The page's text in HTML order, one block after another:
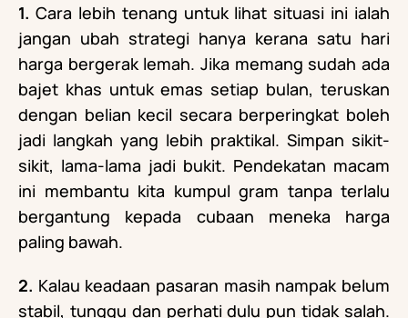
1. Cara lebih tenang untuk lihat situasi ini ialah
jangan ubah strategi hanya kerana satu hari
harga bergerak lemah. Jika memang sudah ada
bajet khas untuk emas setiap bulan, teruskan
dengan belian kecil secara berperingkat boleh
jadi langkah yang lebih praktikal. Simpan sikit-
sikit, lama-lama jadi bukit. Pendekatan macam
ini membantu kita kumpul gram tanpa terlalu
bergantung kepada cubaan meneka harga
paling bawah.
2. Kalau keadaan pasaran masih nampak belum
stabil, tunggu dan perhati dulu pun tidak salah.